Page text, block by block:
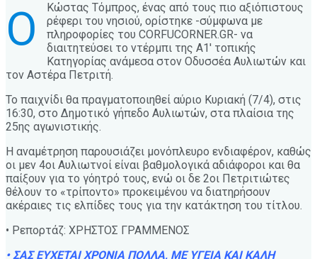
Ο
Κώστας Τόμπρος, ένας από τους πιο αξιόπιστους
ρέφερι του νησιού, ορίστηκε -σύμφωνα με
πληροφορίες του CORFUCORNER.GR- να
διαιτητεύσει το ντέρμπι της Α1′ τοπικής
Κατηγορίας ανάμεσα στον Οδυσσέα Αυλιωτών και
τον Αστέρα Πετριτή.
Το παιχνίδι θα πραγματοποιηθεί αύριο Κυριακή (7/4), στις
16:30, στο Δημοτικό γήπεδο Αυλιωτών, στα πλαίσια της
25ης αγωνιστικής.
Η αναμέτρηση παρουσιάζει μονόπλευρο ενδιαφέρον, καθώς
οι μεν 4οι Αυλιωτνοί είναι βαθμολογικά αδιάφοροι και θα
παίξουν για το γόητρό τους, ενώ οι δε 2οι Πετριτιώτες
θέλουν το «τρίποντο» προκειμένου να διατηρήσουν
ακέραιες τις ελπίδες τους για την κατάκτηση του τίτλου.
• Ρεπορτάζ: ΧΡΗΣΤΟΣ ΓΡΑΜΜΕΝΟΣ
• ΣΑΣ ΕΥΧΕΤΑΙ ΧΡΟΝΙΑ ΠΟΛΛΑ, ΜΕ ΥΓΕΙΑ ΚΑΙ ΚΑΛΗ